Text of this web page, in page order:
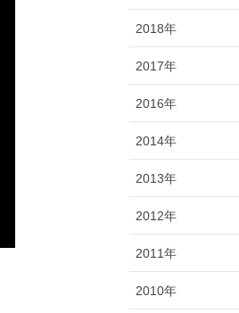
2018年
2017年
2016年
2014年
2013年
2012年
2011年
2010年